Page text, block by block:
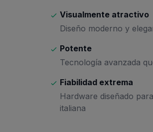
Visualmente atractivo
Diseño moderno y
Potente
Tecnología avanzada
Fiabilidad extrema
Hardware diseñado
italiana